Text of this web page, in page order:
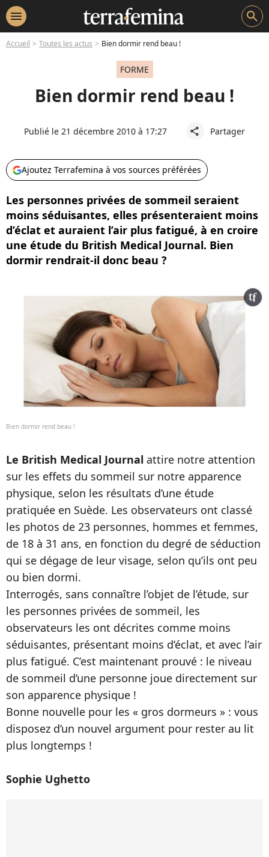
menu search
Accueil Toutes les actus Bien dormir rend beau !
FORME
Bien dormir rend beau !
Publié le 21 décembre 2010 à 17:27 share Partager
Ajoutez Terrafemina à vos sources préférées
Les personnes privées de sommeil seraient
moins séduisantes, elles présenteraient moins
d’éclat et auraient l’air plus fatigué, à en croire
une étude du British Medical Journal. Bien
dormir rendrait-il donc beau ?
Bien dormir rend beau !
Le British Medical Journal attire notre attention
sur les effets du sommeil sur notre apparence
physique, selon les résultats d’une étude
pratiquée en Suède. Les observateurs ont classé
les photos de 23 personnes, hommes et femmes,
de 18 à 31 ans, en fonction du degré de séduction
qui se dégage de leur visage, selon qu’ils ont peu
ou bien dormi.
Interrogés, sans connaître l’objet de l’étude, sur
les personnes privées de sommeil, les
observateurs les ont décrites comme moins
séduisantes, présentant moins d’éclat, et avec l’air
plus fatigué. C’est maintenant prouvé : le niveau
de sommeil d’une personne joue directement sur
son apparence physique !
Bonne nouvelle pour les « gros dormeurs » : vous
disposez d’un nouvel argument pour rester au lit
plus longtemps !
Sophie Ughetto